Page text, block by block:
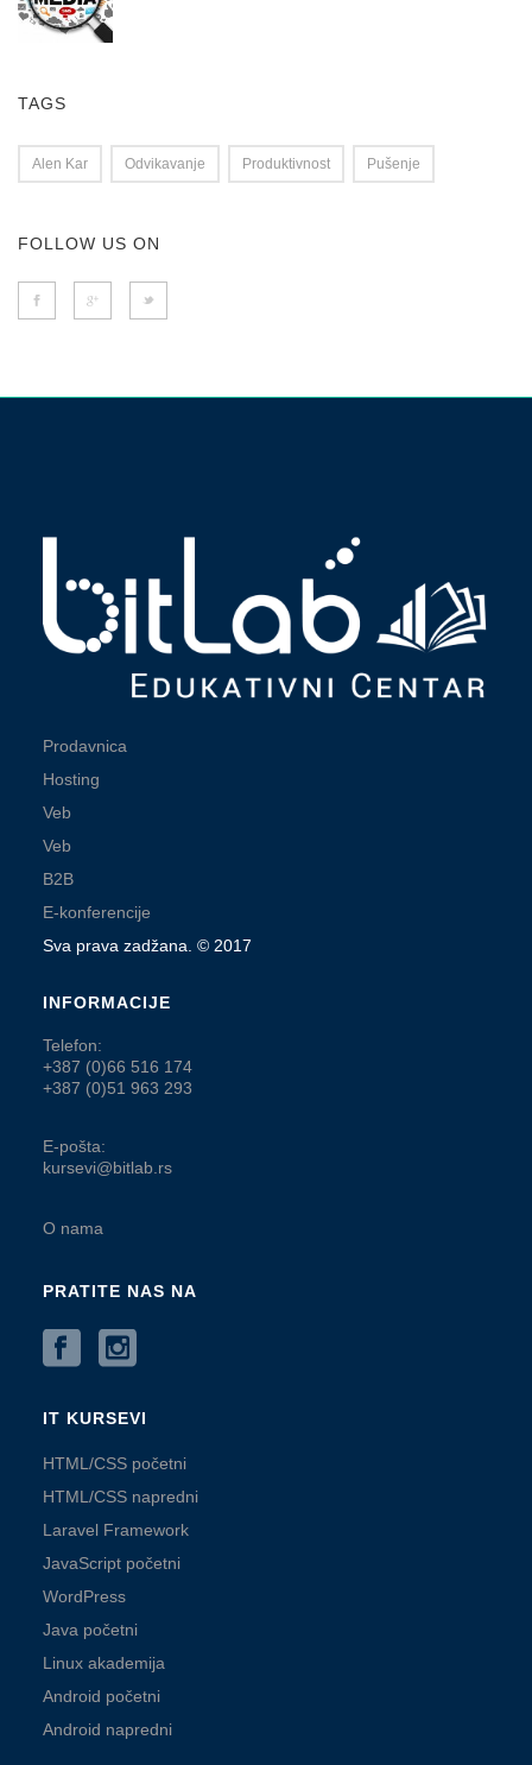
TAGS
Alen Kar Odvikavanje Produktivnost Pušenje
FOLLOW US ON
Prodavnica
Hosting
Veb
Veb
B2B
E-konferencije
Sva prava zadžana. © 2017
INFORMACIJE
Telefon:
+387 (0)66 516 174
+387 (0)51 963 293
E-pošta:
kursevi@bitlab.rs
O nama
PRATITE NAS NA
IT KURSEVI
HTML/CSS početni
HTML/CSS napredni
Laravel Framework
JavaScript početni
WordPress
Java početni
Linux akademija
Android početni
Android napredni